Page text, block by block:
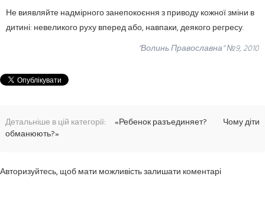
Не виявляйте надмірного занепокоєння з приводу кожної зміни в
дитині: невеликого руху вперед або, навпаки, деякого регресу.
"Волинь Православна" №9, 2010
Детальніше в цій категорії: «Ребенок разъединяет?
Чому діти
обманюють?»
Авторизуйтесь, щоб мати можливість залишати коментарі